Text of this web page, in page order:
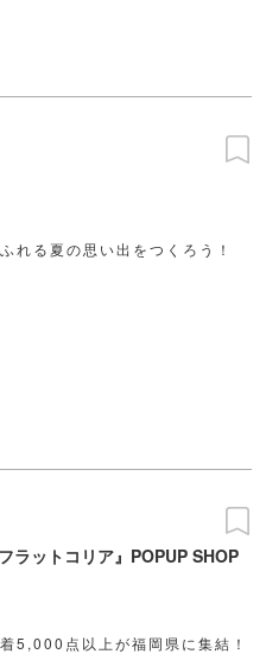
れる夏の思い出をつくろう！
ラットコリア』POPUP SHOP
5,000点以上が福岡県に集結！